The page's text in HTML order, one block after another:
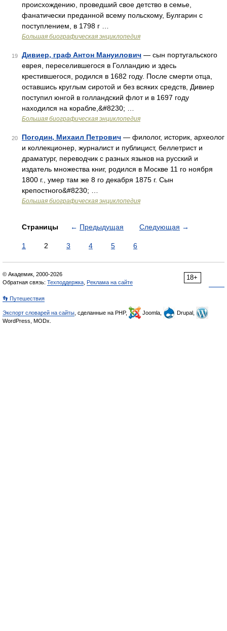
происхождению, проведший свое детство в семье,
фанатически преданной всему польскому, Булгарин с
поступлением, в 1798 г …
Большая биографическая энциклопедия
19 Дивиер, граф Антон Мануилович — сын португальского
еврея, переселившегося в Голландию и здесь
крестившегося, родился в 1682 году. После смерти отца,
оставшись круглым сиротой и без всяких средств, Дивиер
поступил юнгой в голландский флот и в 1697 году
находился на корабле,&#8230; …
Большая биографическая энциклопедия
20 Погодин, Михаил Петрович — филолог, историк, археолог
и коллекционер, журналист и публицист, беллетрист и
драматург, переводчик с разных языков на русский и
издатель множества книг, родился в Москве 11 го ноября
1800 г., умер там же 8 го декабря 1875 г. Сын
крепостного&#8230; …
Большая биографическая энциклопедия
Страницы ← Предыдущая Следующая →
1 2 3 4 5 6
18+
© Академик, 2000-2026
Обратная связь: Техподдержка Реклама на сайте
👣 Путешествия
Экспорт словарей на сайты , сделанные на PHP, Joomla,
Drupal,
WordPress, MODx.